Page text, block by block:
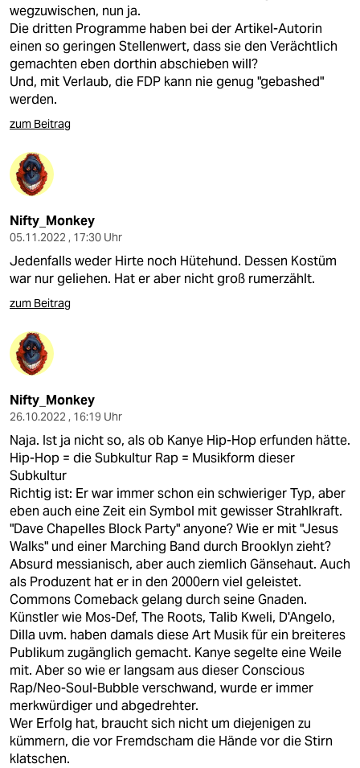
wegzuwischen, nun ja.
Die dritten Programme haben bei der Artikel-Autorin
einen so geringen Stellenwert, dass sie den Verächtlich
gemachten eben dorthin abschieben will?
Und, mit Verlaub, die FDP kann nie genug "gebashed"
werden.
zum Beitrag
Nifty_Monkey
05.11.2022 , 17:30 Uhr
Jedenfalls weder Hirte noch Hütehund. Dessen Kostüm
war nur geliehen. Hat er aber nicht groß rumerzählt.
zum Beitrag
Nifty_Monkey
26.10.2022 , 16:19 Uhr
Naja. Ist ja nicht so, als ob Kanye Hip-Hop erfunden hätte.
Hip-Hop = die Subkultur Rap = Musikform dieser
Subkultur
Richtig ist: Er war immer schon ein schwieriger Typ, aber
eben auch eine Zeit ein Symbol mit gewisser Strahlkraft.
"Dave Chapelles Block Party" anyone? Wie er mit "Jesus
Walks" und einer Marching Band durch Brooklyn zieht?
Absurd messianisch, aber auch ziemlich Gänsehaut. Auch
als Produzent hat er in den 2000ern viel geleistet.
Commons Comeback gelang durch seine Gnaden.
Künstler wie Mos-Def, The Roots, Talib Kweli, D'Angelo,
Dilla uvm. haben damals diese Art Musik für ein breiteres
Publikum zugänglich gemacht. Kanye segelte eine Weile
mit. Aber so wie er langsam aus dieser Conscious
Rap/Neo-Soul-Bubble verschwand, wurde er immer
merkwürdiger und abgedrehter.
Wer Erfolg hat, braucht sich nicht um diejenigen zu
kümmern, die vor Fremdscham die Hände vor die Stirn
klatschen.